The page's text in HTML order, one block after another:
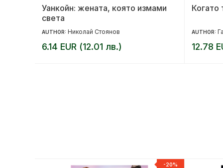
Уанкойн: жената, която измами
света
AUTHOR: Николай Стоянов
6.14 EUR (12.01 лв.)
Когато
AUTHOR:
12.78
-20%